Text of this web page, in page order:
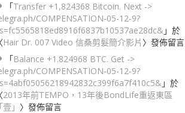
「Transfer +1,824368 Bitcoin. Next ->
COMPENSATION-05-12-9?
」於
〈Hair Dr. 007 Video 信桑剪髮簡介影片 〉發佈留言
「Balance +1.824968 BTC. Get ->
COMPENSATION-05-12-9?
」於
〈2013年前TEMPO，13年後BondLife重返東區
「壹」 〉發佈留言